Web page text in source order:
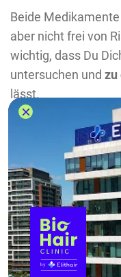
Beide
aber nicht frei von
wichtig, dass Du
untersuchen und zu
lässt.
Finasterid steht in
Nebenwirkungen
depressiven
auch nach
wenn auch sehr
Minoxidil, äußerlich
Anwendern zu
Schuppenbildung
.